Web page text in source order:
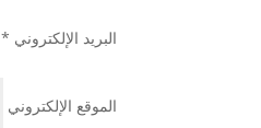
البريد الإلكتروني *
الموقع الإلكتروني